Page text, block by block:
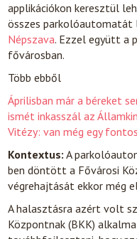
applikációkon keresztül
összes parkolóautomatát
Népszava. Ezzel együtt a
fővárosban.
Több ebből
Áprilisban már a béreket
ismét inkasszál az
Vitézy: van még egy
Kontextus: A
ben döntött a Fővárosi
végrehajtását ekkor még
A halasztásra azért volt
Központnak (BKK)